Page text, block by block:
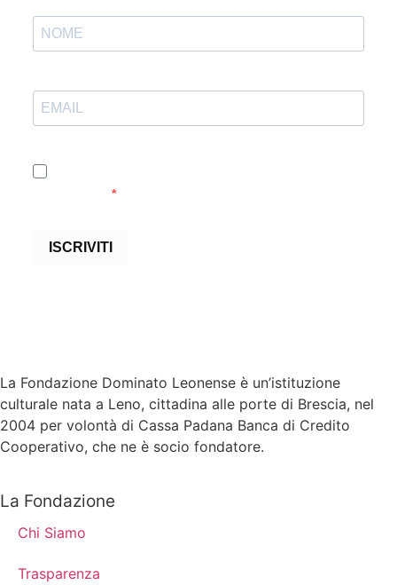
ISCRIVITI
La Fondazione Dominato Leonense è un’istituzione
culturale nata a Leno, cittadina alle porte di Brescia, nel
2004 per volontà di Cassa Padana Banca di Credito
Cooperativo, che ne è socio fondatore.
La Fondazione
Chi Siamo
Trasparenza